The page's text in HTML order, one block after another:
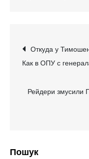
Откуда у
Как в ОПУ с
Рейдери змусили
Пошук